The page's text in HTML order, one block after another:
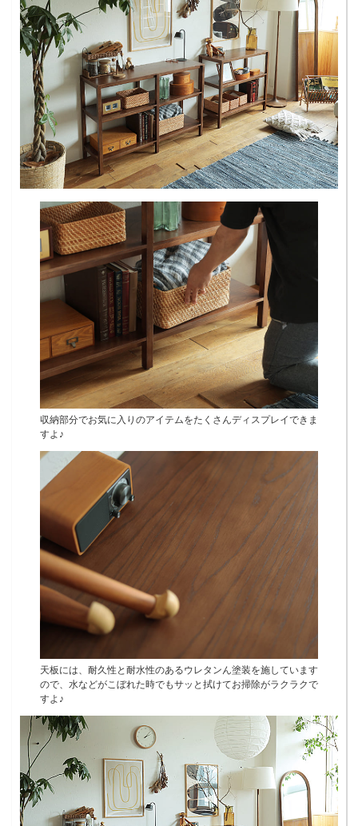
収納部分でお気に入りのアイテムをたくさんディスプレイできま
すよ♪
天板には、耐久性と耐水性のあるウレタンん塗装を施しています
ので、水などがこぼれた時でもサッと拭けてお掃除がラクラクで
すよ♪